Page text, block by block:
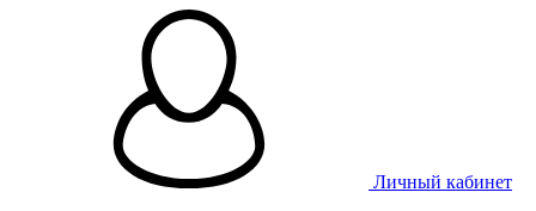
Личный кабинет